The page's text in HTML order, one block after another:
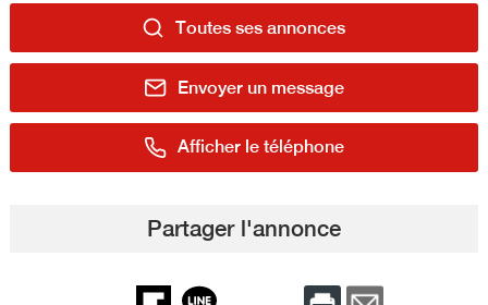
Toutes ses annonces
Envoyer un message
Afficher le téléphone
Partager l'annonce